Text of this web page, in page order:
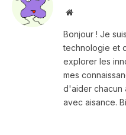
Site
Bonjour ! Je
technologie et
explorer les
mes
d'aider chacun
avec aisance.